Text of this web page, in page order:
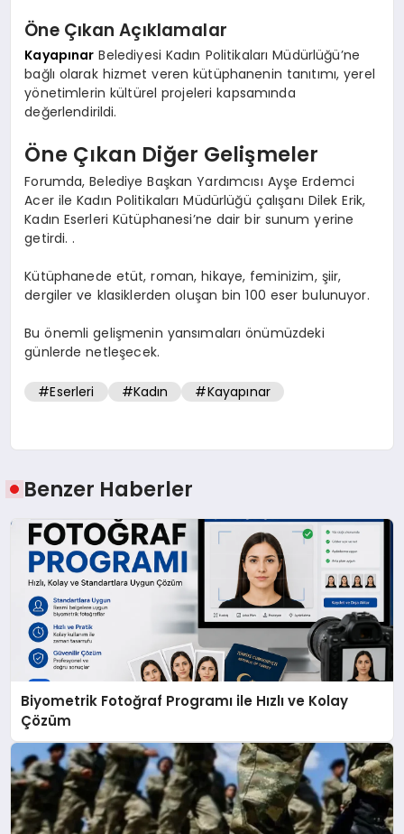
Öne Çıkan Açıklamalar
Kayapınar Belediyesi Kadın Politikaları Müdürlüğü’ne
bağlı olarak hizmet veren kütüphanenin tanıtımı, yerel
yönetimlerin kültürel projeleri kapsamında
değerlendirildi.
Öne Çıkan Diğer Gelişmeler
Forumda, Belediye Başkan Yardımcısı Ayşe Erdemci
Acer ile Kadın Politikaları Müdürlüğü çalışanı Dilek Erik,
Kadın Eserleri Kütüphanesi’ne dair bir sunum yerine
getirdi. .
Kütüphanede etüt, roman, hikaye, feminizim, şiir,
dergiler ve klasiklerden oluşan bin 100 eser bulunuyor.
Bu önemli gelişmenin yansımaları önümüzdeki
günlerde netleşecek.
#Eserleri #Kadın #Kayapınar
Benzer Haberler
Biyometrik Fotoğraf Programı ile Hızlı ve Kolay
Çözüm